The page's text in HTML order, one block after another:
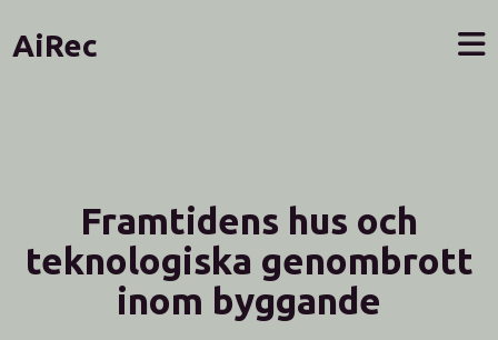
AiRec
Framtidens hus och
teknologiska genombrott
inom byggande